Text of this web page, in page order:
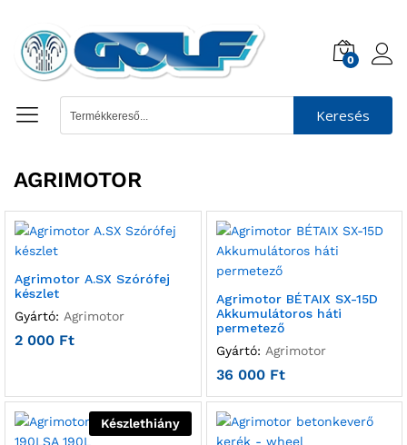
0
Keresés
AGRIMOTOR
Agrimotor A.SX Szórófej
készlet
Gyártó: Agrimotor
2 000 Ft
Agrimotor BÉTAIX SX-15D
Akkumulátoros háti
permetező
Gyártó: Agrimotor
36 000 Ft
Készlethiány